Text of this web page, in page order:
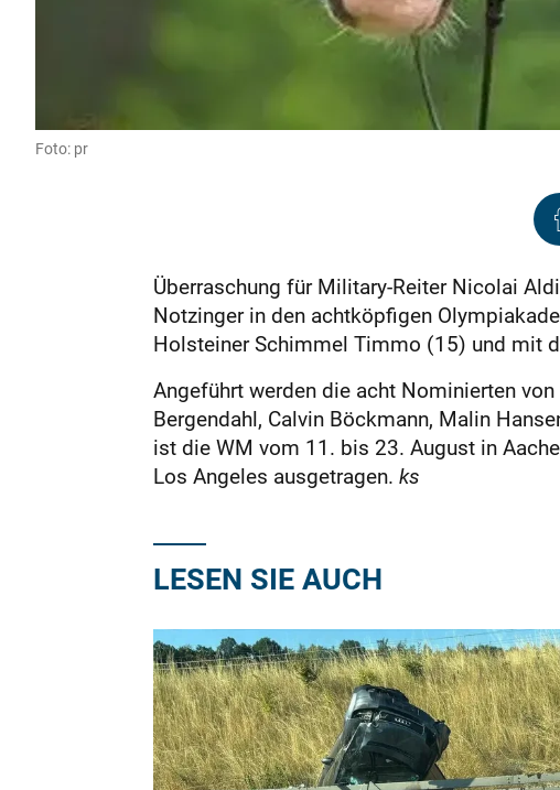
Foto: pr
Überraschung für Military-Reiter Nicolai
Notzinger in den achtköpfigen
Holsteiner Schimmel Timmo (15) und mit
Angeführt werden die acht Nominierten
Bergendahl, Calvin Böckmann, Malin
ist die WM vom 11. bis 23. August in
Los Angeles ausgetragen. ks
LESEN SIE AUCH